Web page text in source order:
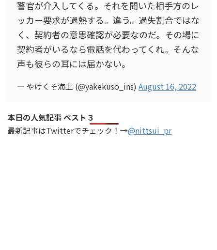
警官が介入してくる。それを聞いた相手方のレ
ッカー要求が過熱する。違う。過失割合ではな
く、契約者の意思確認が必要なのだ。その場に
契約者がいるなら電話を代わってくれ。そんな
声も彼らの耳には届かない。
— やけくそ海上 (@yakekuso_ins) August 16, 2022
本日の人気記事 ベスト３
最新記事はTwitterでチェック！→@nittsui_pr